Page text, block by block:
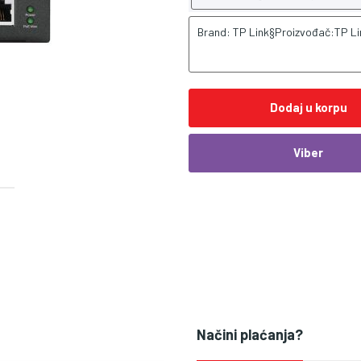
Brand: TP Link§Proizvođač:TP
Dodaj u korpu
Viber
Načini plaćanja?